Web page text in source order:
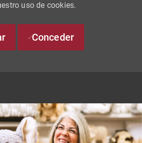
uso de cookies.
Conceder